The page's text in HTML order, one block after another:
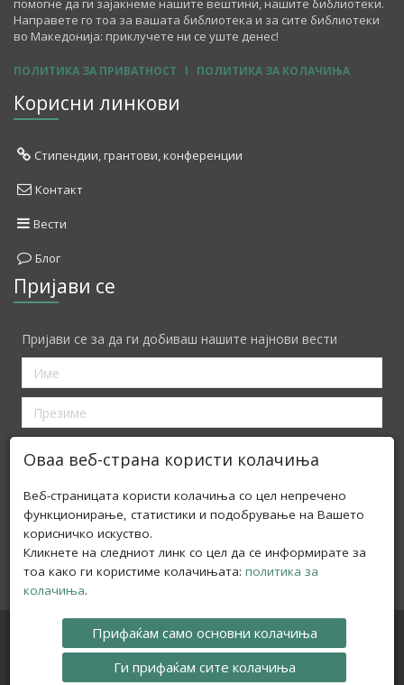
помогне да ги зајакнеме нашите вештини, нашите библиотеки.
Направете го тоа за вашата библиотека и за сите библиотеки
во Македонија: приклучете ни се уште денес!
ПОЛИТИКА ЗА ПРИВАТНОСТ I ПОЛИТИКА ЗА КОЛАЧИЊА
Корисни линкови
Стипендии, грантови, конференции
Контакт
Вести
Блог
Пријави се
Пријави се за да ги добиваш нашите најнови вести
Innova Lib is funded by the EIFL PLIP Programe. Official starting
date: 15. December 2013
Авторски права © 2016 Инова Либ
Веб-сајт изработен со Вебстриан
Оваа веб-страна користи колачиња
Веб-страницата користи колачиња со цел непречено
функционирање, статистики и подобрување на Вашето
корисничко искуство.
Кликнете на следниот линк со цел да се информирате за
тоа како ги користиме колачињата: политика за
колачиња.
Прифаќам само основни колачиња
Ги прифаќам сите колачиња